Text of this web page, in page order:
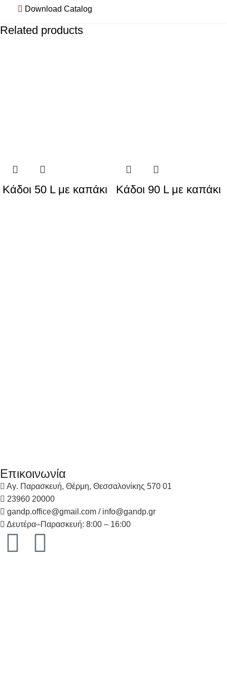
Download Catalog
Related products
Κάδοι 50 L με καπάκι Κάδοι 90 L με καπάκι
Επικοινωνία
Αγ. Παρασκευή, Θέρμη, Θεσσαλονίκης 570 01
23960 20000
gandp.office@gmail.com / info@gandp.gr
Δευτέρα–Παρασκευή: 8:00 – 16:00